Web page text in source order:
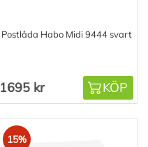
Postlåda Habo Midi 9444 svart
1695 kr KÖP
15%